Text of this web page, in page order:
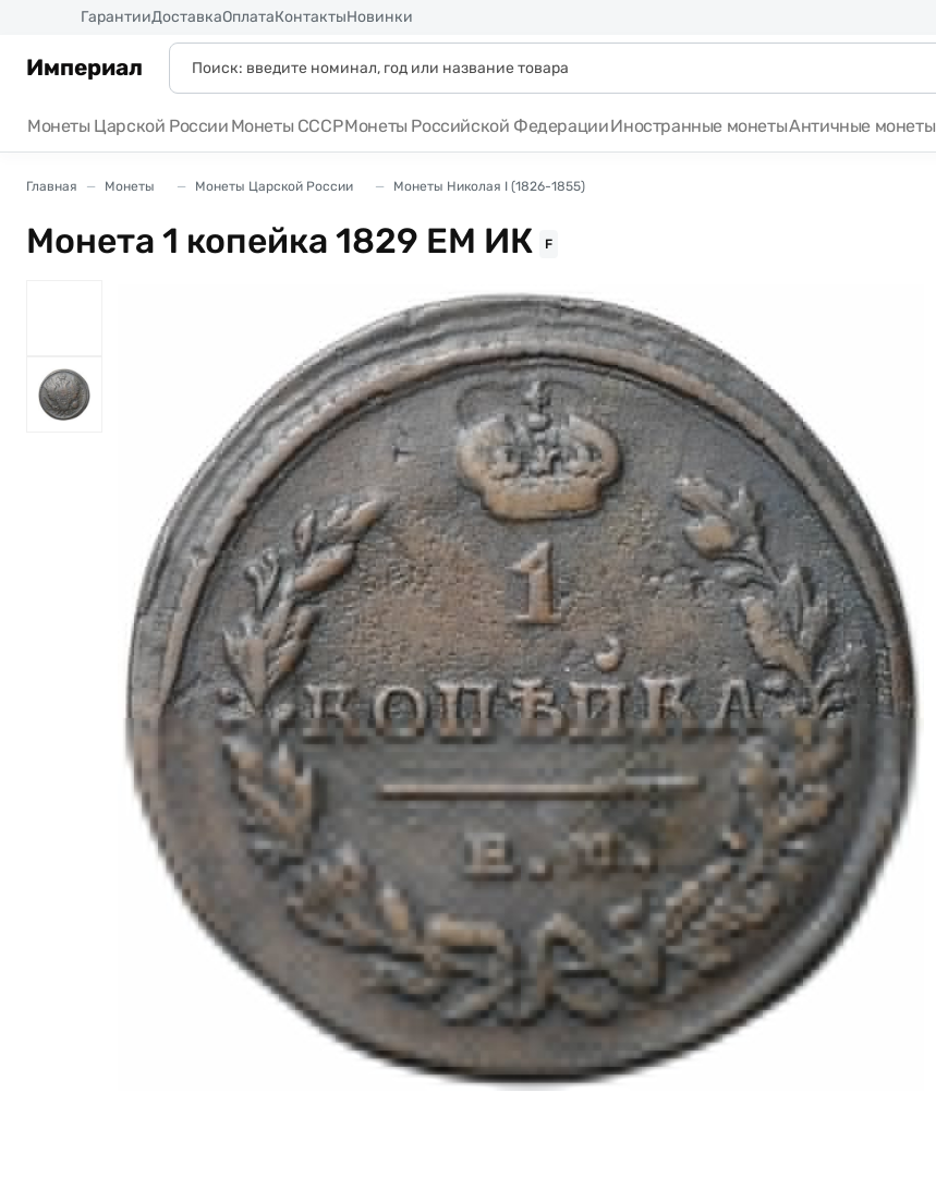
ГарантииДоставкаОплатаКонтактыНовинки
Империал
Монеты Царской России Монеты СССРМонеты Российской ФедерацииИностранные монетыАнтичные монеты
Главная Монеты Монеты Царской России Монеты Николая I (1826-1855)
Монета 1 копейка 1829 ЕМ ИК F